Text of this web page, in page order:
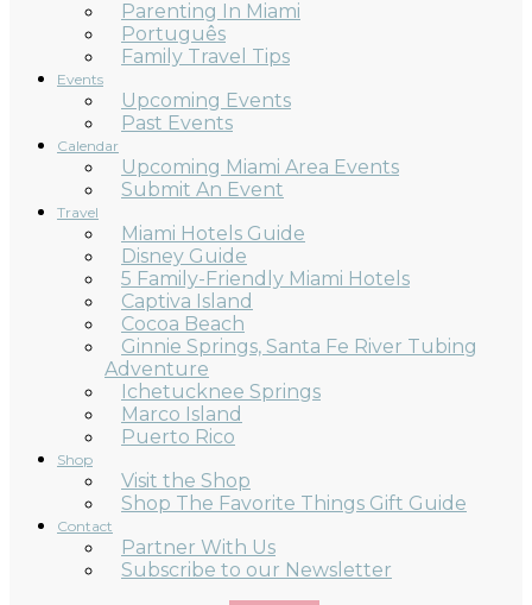
Parenting In Miami
Português
Family Travel Tips
Events
Upcoming Events
Past Events
Calendar
Upcoming Miami Area Events
Submit An Event
Travel
Miami Hotels Guide
Disney Guide
5 Family-Friendly Miami Hotels
Captiva Island
Cocoa Beach
Ginnie Springs, Santa Fe River Tubing
Adventure
Ichetucknee Springs
Marco Island
Puerto Rico
Shop
Visit the Shop
Shop The Favorite Things Gift Guide
Contact
Partner With Us
Subscribe to our Newsletter